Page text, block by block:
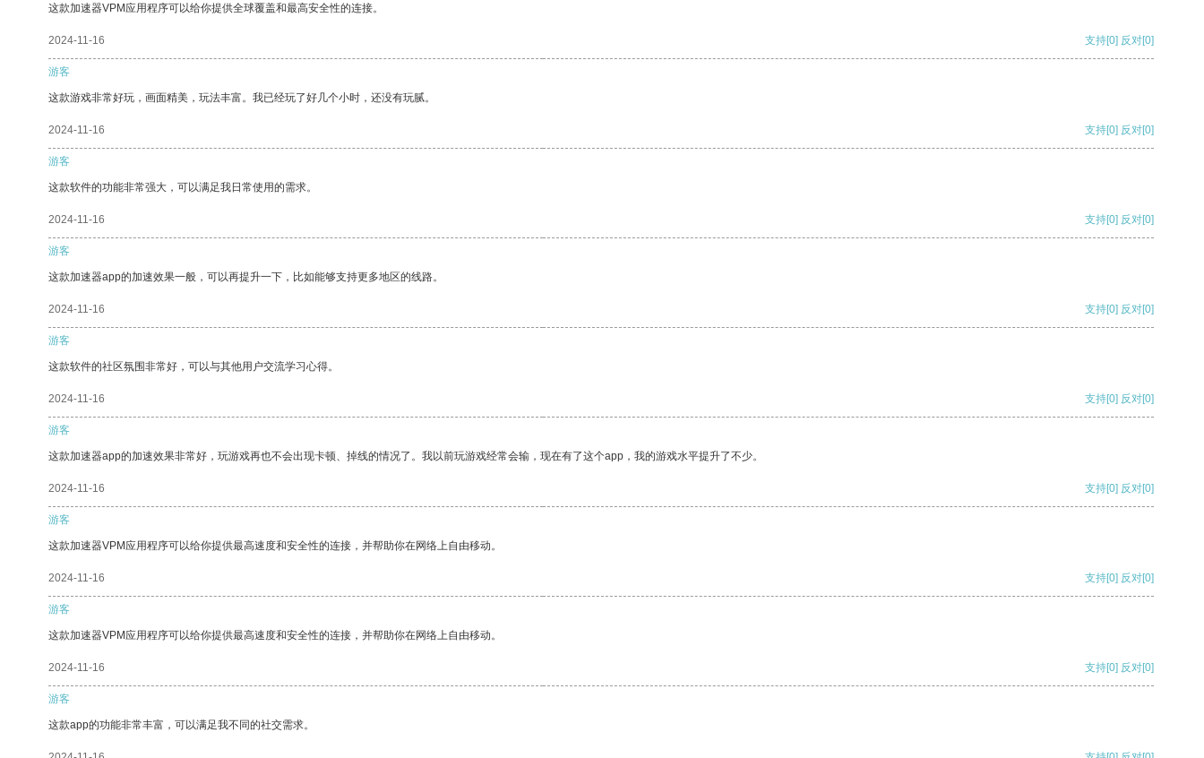
这款加速器VPM应用程序可以给你提供全球覆盖和最高安全性的连接。
2024-11-16 支持[0] 反对[0]
游客
这款游戏非常好玩，画面精美，玩法丰富。我已经玩了好几个小时，还没有玩腻。
2024-11-16 支持[0] 反对[0]
游客
这款软件的功能非常强大，可以满足我日常使用的需求。
2024-11-16 支持[0] 反对[0]
游客
这款加速器app的加速效果一般，可以再提升一下，比如能够支持更多地区的线路。
2024-11-16 支持[0] 反对[0]
游客
这款软件的社区氛围非常好，可以与其他用户交流学习心得。
2024-11-16 支持[0] 反对[0]
游客
这款加速器app的加速效果非常好，玩游戏再也不会出现卡顿、掉线的情况了。我以前玩游戏经常会输，现在有了这个app，我的游戏水平提升了不少。
2024-11-16 支持[0] 反对[0]
游客
这款加速器VPM应用程序可以给你提供最高速度和安全性的连接，并帮助你在网络上自由移动。
2024-11-16 支持[0] 反对[0]
游客
这款加速器VPM应用程序可以给你提供最高速度和安全性的连接，并帮助你在网络上自由移动。
2024-11-16 支持[0] 反对[0]
游客
这款app的功能非常丰富，可以满足我不同的社交需求。